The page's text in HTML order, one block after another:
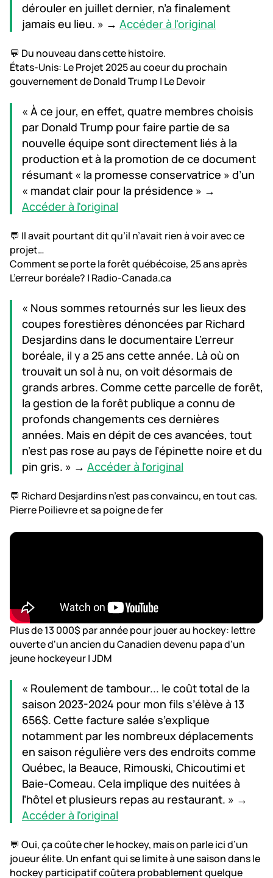
dérouler en juillet dernier, n’a finalement
jamais eu lieu. » → Accéder à l'original
💬 Du nouveau dans cette histoire.
États-Unis: Le Projet 2025 au coeur du prochain
gouvernement de Donald Trump | Le Devoir
« À ce jour, en effet, quatre membres choisis
par Donald Trump pour faire partie de sa
nouvelle équipe sont directement liés à la
production et à la promotion de ce document
résumant « la promesse conservatrice » d’un
« mandat clair pour la présidence » →
Accéder à l'original
💬 Il avait pourtant dit qu’il n’avait rien à voir avec ce
projet…
Comment se porte la forêt québécoise, 25 ans après
L’erreur boréale? | Radio-Canada.ca
« Nous sommes retournés sur les lieux des
coupes forestières dénoncées par Richard
Desjardins dans le documentaire L’erreur
boréale, il y a 25 ans cette année. Là où on
trouvait un sol à nu, on voit désormais de
grands arbres. Comme cette parcelle de forêt,
la gestion de la forêt publique a connu de
profonds changements ces dernières
années. Mais en dépit de ces avancées, tout
n’est pas rose au pays de l’épinette noire et du
pin gris. » → Accéder à l'original
💬 Richard Desjardins n’est pas convaincu, en tout cas.
Pierre Poilievre et sa poigne de fer
Plus de 13 000$ par année pour jouer au hockey: lettre
ouverte d'un ancien du Canadien devenu papa d'un
jeune hockeyeur | JDM
« Roulement de tambour... le coût total de la
saison 2023-2024 pour mon fils s’élève à 13
656$. Cette facture salée s’explique
notamment par les nombreux déplacements
en saison régulière vers des endroits comme
Québec, la Beauce, Rimouski, Chicoutimi et
Baie-Comeau. Cela implique des nuitées à
l’hôtel et plusieurs repas au restaurant. » →
Accéder à l'original
💬 Oui, ça coûte cher le hockey, mais on parle ici d’un
joueur élite. Un enfant qui se limite à une saison dans le
hockey participatif coûtera probablement quelque